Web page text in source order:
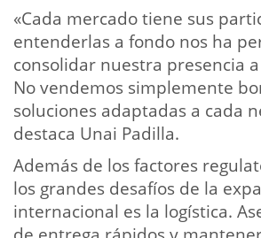
«Cada mercado tiene sus
entenderlas a fondo nos ha
consolidar nuestra presencia
No vendemos simplemente
soluciones adaptadas a cada
destaca Unai Padilla.
Además de los factores
los grandes desafíos de la
internacional es la logística.